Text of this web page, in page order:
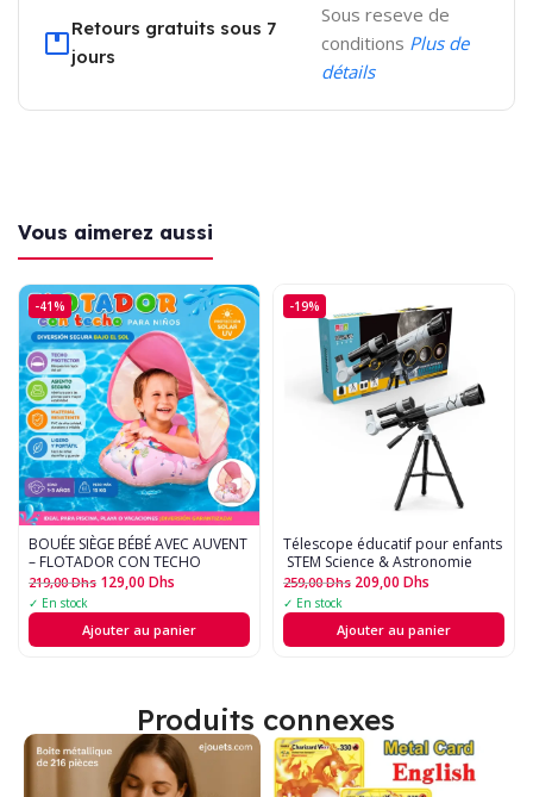
Retours gratuits sous 7
jours
Sous reseve de
conditions Plus de
détails
Vous aimerez aussi
-41%
BOUÉE SIÈGE BÉBÉ AVEC AUVENT
– FLOTADOR CON TECHO
219,00Dhs 129,00 Dhs
✓ En stock
Ajouter au panier
-19%
Télescope éducatif pour enfants
 STEM Science & Astronomie
259,00Dhs 209,00 Dhs
✓ En stock
Ajouter au panier
Produits connexes